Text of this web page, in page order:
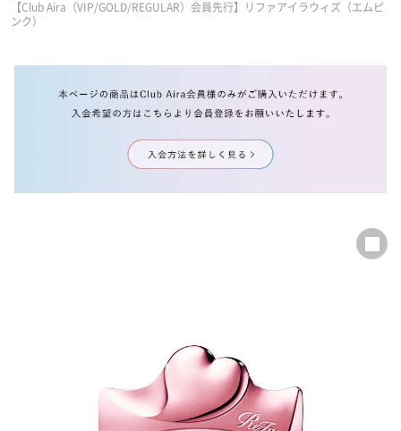
【Club Aira（VIP/GOLD/REGULAR）会員先行】リファアイラウィズ（エムピ
ンク）